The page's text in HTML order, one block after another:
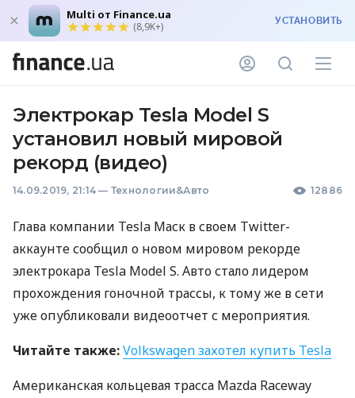
Multi от Finance.ua
(8,9K+) УСТАНОВИТЬ
Электрокар Tesla Model S
установил новый мировой
рекорд (видео)
14.09.2019, 21:14 — Технологии&Авто 12886
Глава компании Tesla Маск в своем Twitter-
аккаунте сообщил о новом мировом рекорде
электрокара Tesla Model S. Авто стало лидером
прохождения гоночной трассы, к тому же в сети
уже опубликовали видеоотчет с мероприятия.
Читайте также:Volkswagen захотел купить Tesla
Американская кольцевая трасса Mazda Raceway